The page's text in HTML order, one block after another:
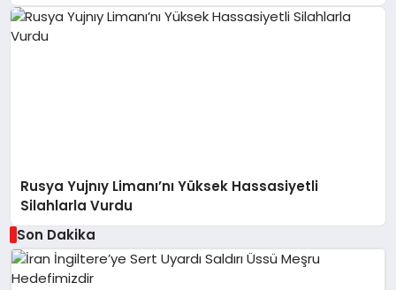
Rusya Yujnıy Limanı’nı Yüksek Hassasiyetli
Silahlarla Vurdu
Son Dakika